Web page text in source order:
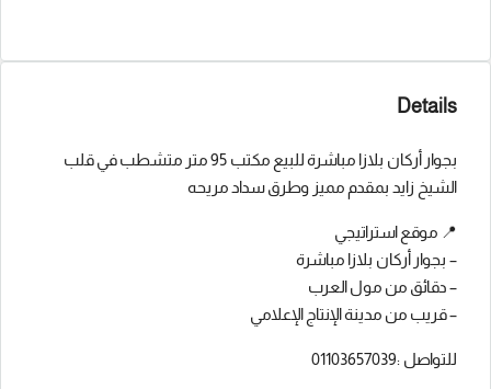
Details
بجوار أركان بلازا مباشرة للبيع مكتب 95 متر متشطب في قلب
الشيخ زايد بمقدم مميز وطرق سداد مريحه
📍 موقع استراتيجي
– بجوار أركان بلازا مباشرة
– دقائق من مول العرب
– قريب من مدينة الإنتاج الإعلامي
للتواصل :01103657039